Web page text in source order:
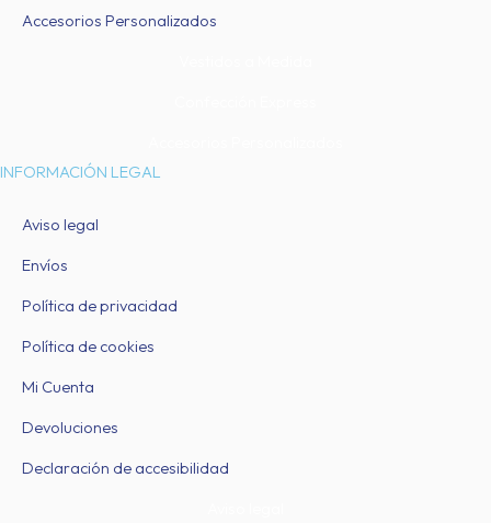
Accesorios Personalizados
INFORMACIÓN LEGAL
Aviso legal
Envíos
Política de privacidad
Política de cookies
Mi Cuenta
Devoluciones
Declaración de accesibilidad